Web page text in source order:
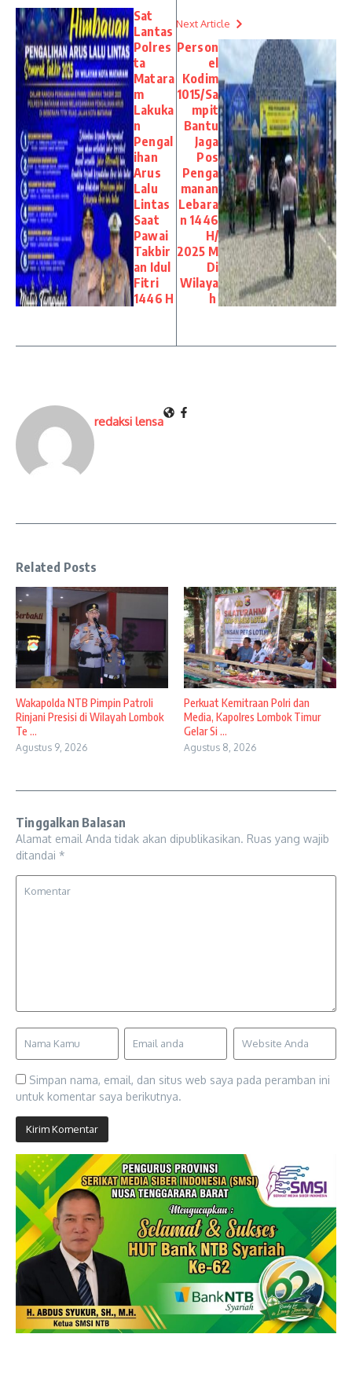
Sat
Lantas
Polres
ta
Matara
m
Lakuka
n
Pengal
ihan
Arus
Lalu
Lintas
Saat
Pawai
Takbir
an Idul
Fitri
1446 H
Next Article
Person
el
Kodim
1015/Sa
mpit
Bantu
Jaga
Pos
Penga
manan
Lebara
n 1446
H/
2025 M
Di
Wilaya
h
redaksi lensa
Related Posts
Wakapolda NTB Pimpin Patroli
Rinjani Presisi di Wilayah Lombok
Te ...
Agustus 9, 2026
Perkuat Kemitraan Polri dan
Media, Kapolres Lombok Timur
Gelar Si ...
Agustus 8, 2026
Tinggalkan Balasan
Alamat email Anda tidak akan dipublikasikan. Ruas yang wajib
ditandai *
Simpan nama, email, dan situs web saya pada peramban ini
untuk komentar saya berikutnya.